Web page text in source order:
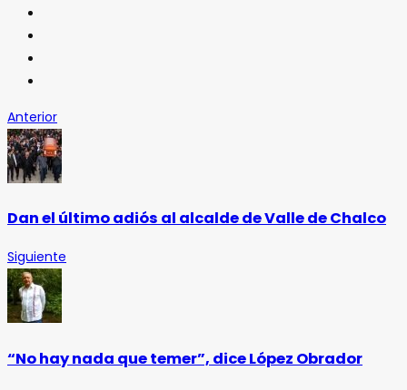
Anterior
Dan el último adiós al alcalde de Valle de Chalco
Siguiente
“No hay nada que temer”, dice López Obrador